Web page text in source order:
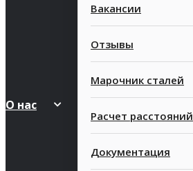
О нас
Вакансии
Отзывы
Марочник сталей
Расчет расстояний
Документация